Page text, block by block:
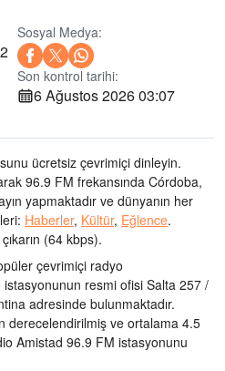
Sosyal Medya:
Son kontrol tarihi:
6 Ağustos 2026 03:07
ücretsiz çevrimiçi dinleyin.
96.9 FM frekansında Córdoba,
yapmaktadır ve dünyanın her
Haberler, Kültür, Eğlence.
(64 kbps).
çevrimiçi radyo
istasyonunun resmi ofisi Salta 257 /
adresinde bulunmaktadır.
derecelendirilmiş ve ortalama 4.5
Amistad 96.9 FM istasyonunu